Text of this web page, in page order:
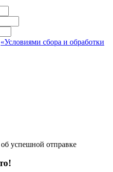
«Условиями сбора и обработки
успешной отправке